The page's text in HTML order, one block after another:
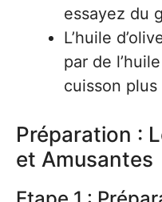
essayez du
L’huile
par de
cuisson plus
Préparation :
et Amusantes